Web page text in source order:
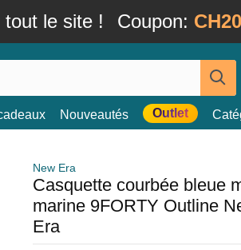
le site ! Coupon:
Nouveautés Outlet
New Era
Casquette courbée bleue
marine 9FORTY Outline
Era